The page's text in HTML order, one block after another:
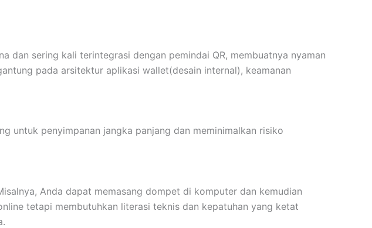
dan sering kali terintegrasi dengan pemindai QR, membuatnya nyaman
pada arsitektur aplikasi wallet(desain internal), keamanan
untuk penyimpanan jangka panjang dan meminimalkan risiko
Anda dapat memasang dompet di komputer dan kemudian
tetapi membutuhkan literasi teknis dan kepatuhan yang ketat